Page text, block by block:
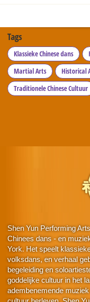
Tags
Klassieke Chinese dans
Martial Arts
Historical
Traditionele Chinese Cultuur
Shen Yun Performing
Chinees dans - en
York. Het speelt
volksdans, en verhaal
begeleiding en
goddelijke cultuur in het
adembenemende